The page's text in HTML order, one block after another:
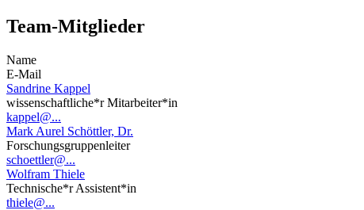
Team-Mitglieder
Name
E-Mail
Sandrine Kappel
wissenschaftliche*r Mitarbeiter*in
kappel@...
Mark Aurel Schöttler, Dr.
Forschungsgruppenleiter
schoettler@...
Wolfram Thiele
Technische*r Assistent*in
thiele@...